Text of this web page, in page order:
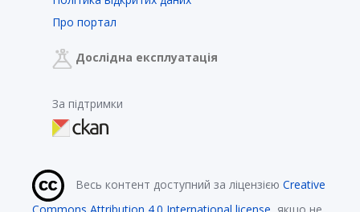
Про портал
Дослідна експлуатація
За підтримки
Весь контент доступний за ліцензією Creative